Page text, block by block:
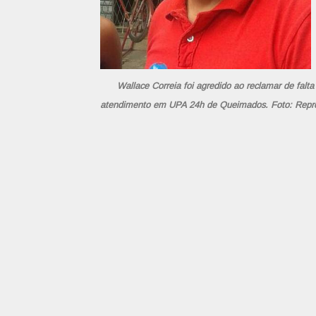
Wallace Correia foi agredido ao reclamar de falta
atendimento em UPA 24h de Queimados. Foto: